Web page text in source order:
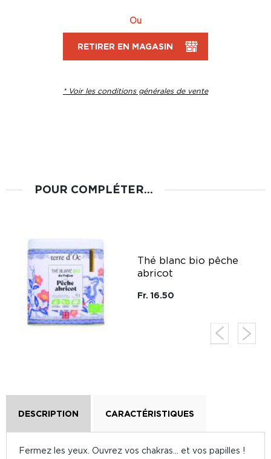
Ou
RETIRER EN MAGASIN
* Voir les conditions générales de vente
POUR COMPLÉTER...
Thé blanc bio pêche
abricot
Fr. 16.50
DESCRIPTION CARACTÉRISTIQUES
Fermez les yeux. Ouvrez vos chakras… et vos papilles !